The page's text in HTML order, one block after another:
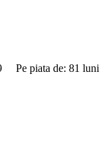
Pe piata de: 81